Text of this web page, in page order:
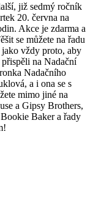
již sedmý ročník
20. června na
Akce je zdarma a
se můžete na řadu
vždy proto, aby
na Nadační
Nadačního
a i ona se s
mimo jiné na
a Gipsy Brothers,
Baker a řady